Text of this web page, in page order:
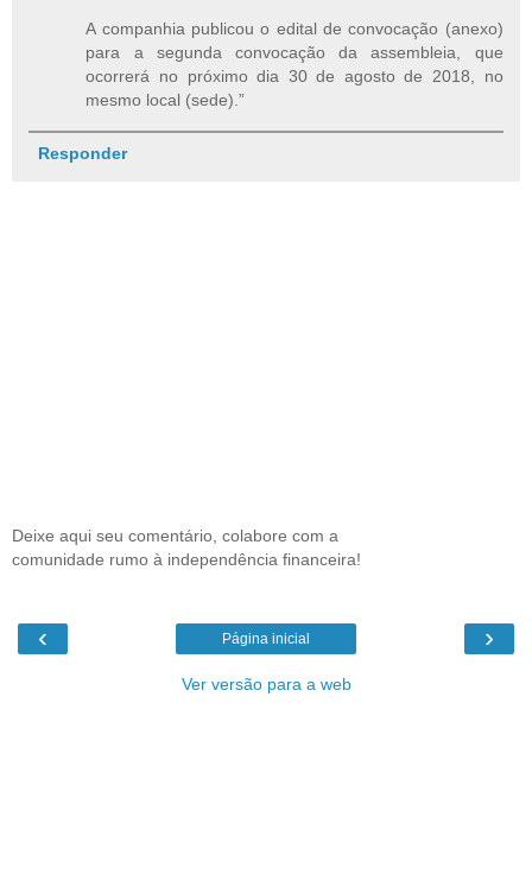
A companhia publicou o edital de convocação (anexo)
para a segunda convocação da assembleia, que
ocorrerá no próximo dia 30 de agosto de 2018, no
mesmo local (sede).”
Responder
Deixe aqui seu comentário, colabore com a
comunidade rumo à independência financeira!
‹ ›
Página inicial
Ver versão para a web